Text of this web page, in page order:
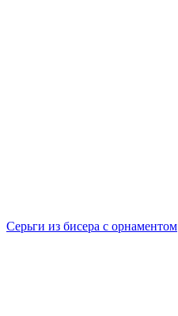
Серьги из бисера с орнаментом